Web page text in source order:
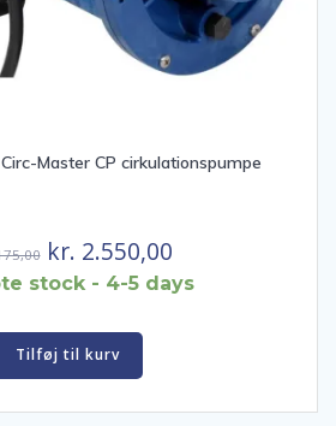
Master CP cirkulationspumpe
Den
oprindelige
var:
kr. 5.175,00.
kr. 2.550,00Den
aktuelle
stock - 4-5 days
Tilføj til kurv